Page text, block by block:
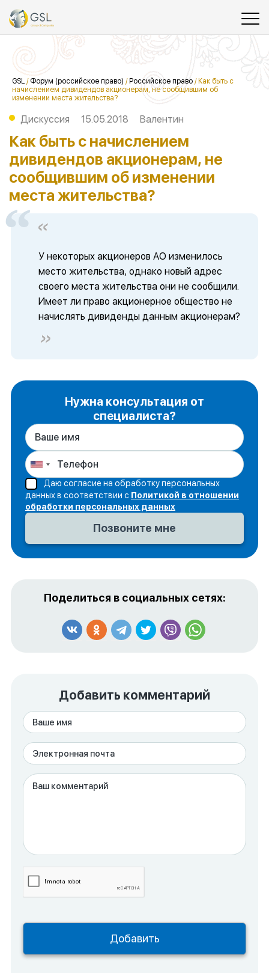
GSL / Форум (российское право) / Российское право / Как быть с
начислением дивидендов акционерам, не сообщившим об
изменении места жительства?
Дискуссия 15.05.2018 Валентин
Как быть с начислением
дивидендов акционерам, не
сообщившим об изменении
места жительства?
У некоторых акционеров АО изменилось
место жительства, однако новый адрес
своего места жительства они не сообщили.
Имеет ли право акционерное общество не
начислять дивиденды данным акционерам?
Нужна консультация от
специалиста?
Даю согласие на обработку персональных
данных в соответствии с Политикой в отношении
обработки персональных данных
Поделиться в социальных сетях:
Добавить комментарий